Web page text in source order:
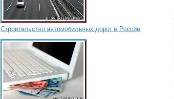
Строительство автомобильных дорог в России